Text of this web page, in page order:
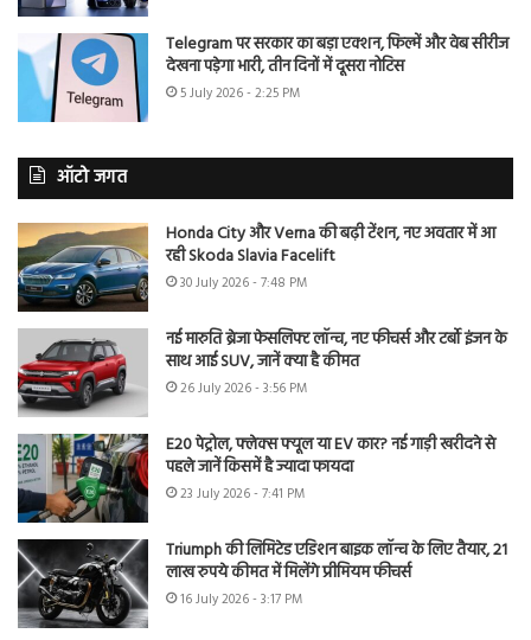
Telegram पर सरकार का बड़ा एक्शन, फिल्में और वेब सीरीज
देखना पड़ेगा भारी, तीन दिनों में दूसरा नोटिस
5 July 2026 - 2:25 PM
ऑटो जगत
Honda City और Verna की बढ़ी टेंशन, नए अवतार में आ
रही Skoda Slavia Facelift
30 July 2026 - 7:48 PM
नई मारुति ब्रेजा फेसलिफ्ट लॉन्च, नए फीचर्स और टर्बो इंजन के
साथ आई SUV, जानें क्या है कीमत
26 July 2026 - 3:56 PM
E20 पेट्रोल, फ्लेक्स फ्यूल या EV कार? नई गाड़ी खरीदने से
पहले जानें किसमें है ज्यादा फायदा
23 July 2026 - 7:41 PM
Triumph की लिमिटेड एडिशन बाइक लॉन्च के लिए तैयार, 21
लाख रुपये कीमत में मिलेंगे प्रीमियम फीचर्स
16 July 2026 - 3:17 PM